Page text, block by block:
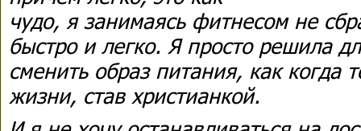
чудо, я занимаясь фитнесом не
быстро и легко. Я просто решила
сменить образ питания, как когда
жизни, став христианкой.